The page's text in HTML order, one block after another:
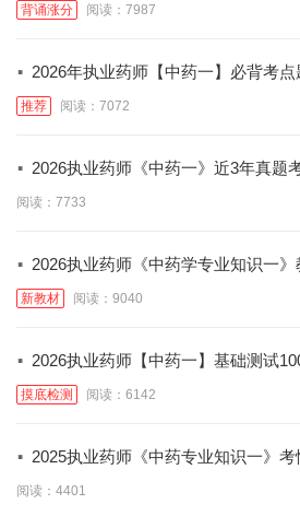
背诵涨分 阅读：7987
· 2026年执业药师【中药一】必背考点
推荐 阅读：7072
· 2026执业药师《中药一》近3年真题
阅读：7733
· 2026执业药师《中药学专业知识一》
新教材 阅读：9040
· 2026执业药师【中药一】基础测试
摸底检测 阅读：6142
· 2025执业药师《中药专业知识一》考
阅读：4401